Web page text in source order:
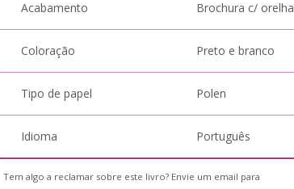
Acabamento Brochura c/ orelha
Coloração Preto e branco
Tipo de papel Polen
Idioma Português
Tem algo a reclamar sobre este livro? Envie um email para